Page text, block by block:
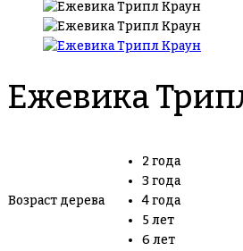
Ежевика
Возраст дерева
2 года
3 года
4 года
5 лет
6 лет